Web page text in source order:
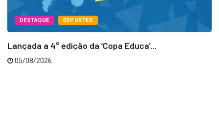
DESTAQUE ESPORTES
Lançada a 4° edição da ‘Copa Educa’...
05/08/2026